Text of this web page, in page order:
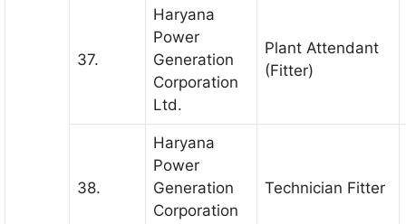
37.
Haryana
Power
Generation
Corporation
Ltd.
Plant Attendant
(Fitter)
38.
Haryana
Power
Generation
Corporation
Technician Fitter